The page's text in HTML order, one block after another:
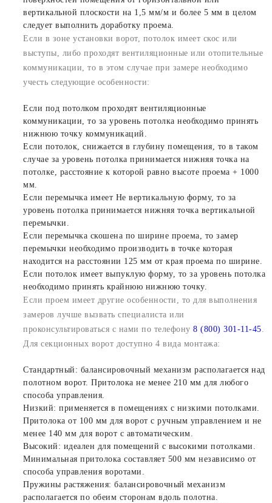
вертикальной плоскости на 1,5 мм/м и более 5 мм в целом
следует выполнить доработку проема.
Если в зоне установки ворот, потолок имеет скос или
выступы, либо проходят вентиляционные или отопительные
коммуникации, то в этом случае при замере необходимо
учесть следующие особенности:
Если под потолком проходят вентиляционные
коммуникации, то за уровень потолка необходимо принять
нижнюю точку коммуникаций.
Если потолок, снижается в глубину помещения, то в таком
случае за уровень потолка принимается нижняя точка на
потолке, расстояние к которой равно высоте проема + 1000
мм.
Если перемычка имеет Не вертикальную форму, то за
уровень потолка принимается нижняя точка вертикальной
перемычки.
Если перемычка скошена по ширине проема, то замер
перемычки необходимо производить в точке которая
находится на расстоянии 125 мм от края проема по ширине.
Если потолок имеет выпуклую форму, то за уровень потолка
необходимо принять крайнюю нижнюю точку.
Если проем имеет другие особенности, то для выполнения
замеров лучше вызвать специалиста или
проконсультироваться с нами по телефону 8 (800) 301-11-45.
Для секционных ворот доступно 4 вида монтажа:
Стандартный: балансировочный механизм располагается над
полотном ворот. Притолока не менее 210 мм для любого
способа управления.
Низкий: применяется в помещениях с низкими потолками.
Притолока от 100 мм для ворот с ручным управлением и не
менее 140 мм для ворот с автоматическим.
Высокий: идеален для помещений с высокими потолками.
Минимальная притолока составляет 500 мм независимо от
способа управления воротами.
Пружины растяжения: балансировочный механизм
располагается по обеим сторонам вдоль полотна.